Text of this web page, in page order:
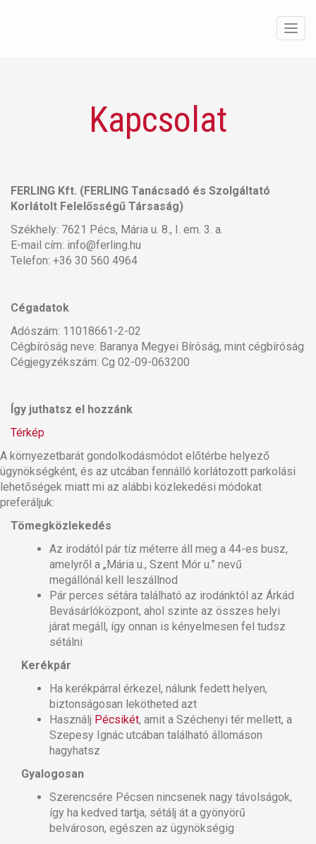
Kapcsolat
FERLING Kft. (FERLING Tanácsadó és Szolgáltató
Korlátolt Felelősségű Társaság)
Székhely: 7621 Pécs, Mária u. 8., I. em. 3. a.
E-mail cím: info@ferling.hu
Telefon: +36 30 560 4964
Cégadatok
Adószám: 11018661-2-02
Cégbíróság neve: Baranya Megyei Bíróság, mint cégbíróság
Cégjegyzékszám: Cg 02-09-063200
Így juthatsz el hozzánk
Térkép
A környezetbarát gondolkodásmódot előtérbe helyező
ügynökségként, és az utcában fennálló korlátozott parkolási
lehetőségek miatt mi az alábbi közlekedési módokat
preferáljuk:
Tömegközlekedés
Az irodától pár tíz méterre áll meg a 44-es busz,
amelyről a „Mária u., Szent Mór u.” nevű
megállónál kell leszállnod
Pár perces sétára található az irodánktól az Árkád
Bevásárlóközpont, ahol szinte az összes helyi
járat megáll, így onnan is kényelmesen fel tudsz
sétálni
Kerékpár
Ha kerékpárral érkezel, nálunk fedett helyen,
biztonságosan lekötheted azt
Használj Pécsikét, amit a Széchenyi tér mellett, a
Szepesy Ignác utcában található állomáson
hagyhatsz
Gyalogosan
Szerencsére Pécsen nincsenek nagy távolságok,
így ha kedved tartja, sétálj át a gyönyörű
belvároson, egészen az ügynökségig